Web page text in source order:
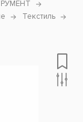
Текстиль